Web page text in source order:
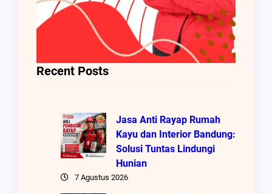
Recent Posts
Jasa Anti Rayap Rumah
Kayu dan Interior Bandung:
Solusi Tuntas Lindungi
Hunian
7 Agustus 2026